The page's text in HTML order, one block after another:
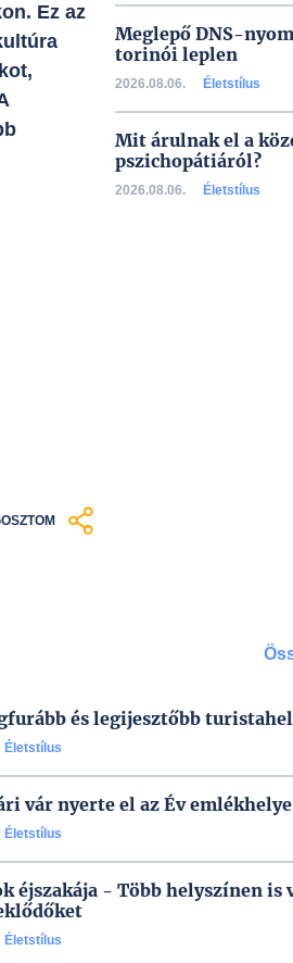
Ez az
Meglepő DNS-
torinói leplen
2026.08.06. Életstílus
Mit árulnak el a
pszichopátiáról?
2026.08.06. Életstílus
és legijesztőbb
Életstílus
vár nyerte el az Év
Életstílus
éjszakája - Több helyszínen is
Életstílus